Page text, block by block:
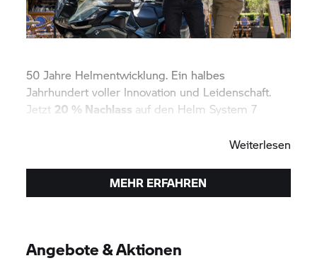
50 Jahre Helmentwicklung. Ein halbes
Jahrhundert voller Innovation und Leidenschaft.
Jetzt 20 % Nachlass auf den Helm System 7
Weiterlesen
MEHR ERFAHREN
Angebote & Aktionen